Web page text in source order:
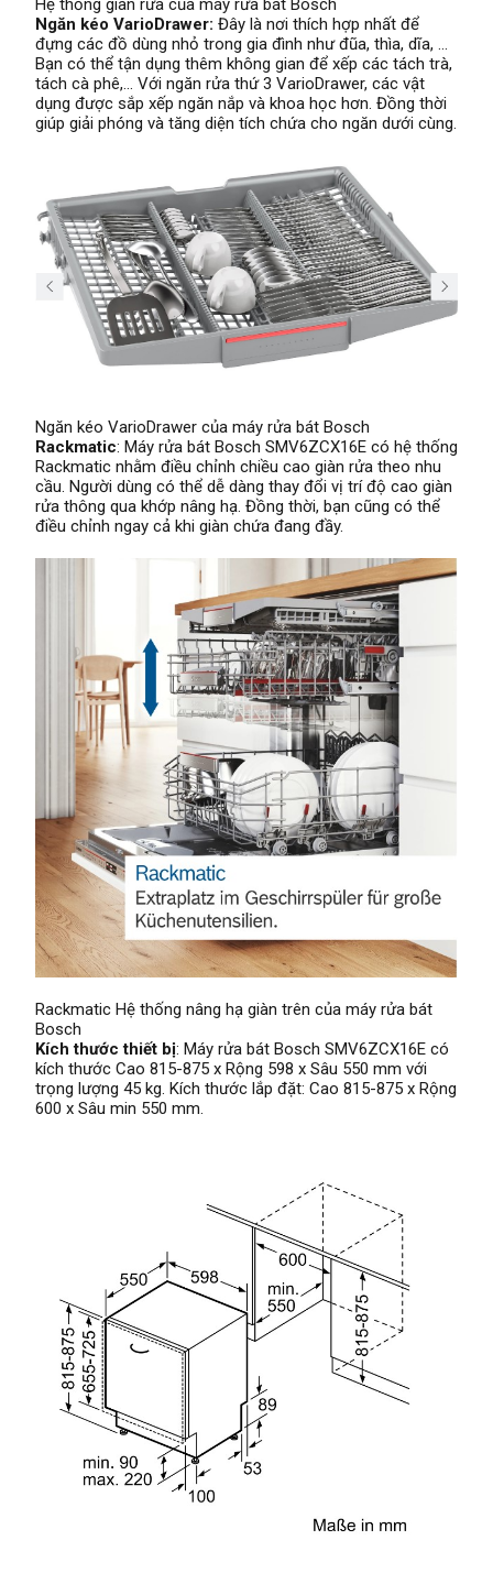
Ngăn kéo VarioDrawer: Đây là nơi thích hợp nhất để
đựng các đồ dùng nhỏ trong gia đình như đũa, thìa, dĩa, …
Bạn có thể tận dụng thêm không gian để xếp các tách trà,
tách cà phê,… Với ngăn rửa thứ 3 VarioDrawer, các vật
dụng được sắp xếp ngăn nắp và khoa học hơn. Đồng thời
giúp giải phóng và tăng diện tích chứa cho ngăn dưới cùng.
Ngăn kéo VarioDrawer của máy rửa bát Bosch
Rackmatic: Máy rửa bát Bosch SMV6ZCX16E có hệ thống
Rackmatic nhằm điều chỉnh chiều cao giàn rửa theo nhu
cầu. Người dùng có thể dễ dàng thay đổi vị trí độ cao giàn
rửa thông qua khớp nâng hạ. Đồng thời, bạn cũng có thể
điều chỉnh ngay cả khi giàn chứa đang đầy.
Rackmatic Hệ thống nâng hạ giàn trên của máy rửa bát
Bosch
Kích thước thiết bị: Máy rửa bát Bosch SMV6ZCX16E có
kích thước Cao 815-875 x Rộng 598 x Sâu 550 mm với
trọng lượng 45 kg. Kích thước lắp đặt: Cao 815-875 x Rộng
600 x Sâu min 550 mm.